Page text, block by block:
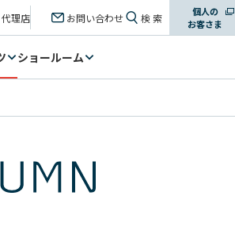
ショールーム
代理店 お問い合わせ 検 索
個人の
お客さま